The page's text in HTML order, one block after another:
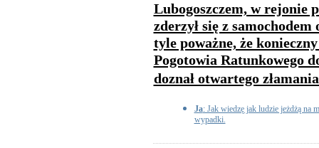
Lubogoszczem, w rejonie
zderzył się z
tyle poważne, że
Pogotowia Ratunkowego
doznał otwartego
Ja: Jak wiedzę jak ludzie jeżdżą na
wypadki.